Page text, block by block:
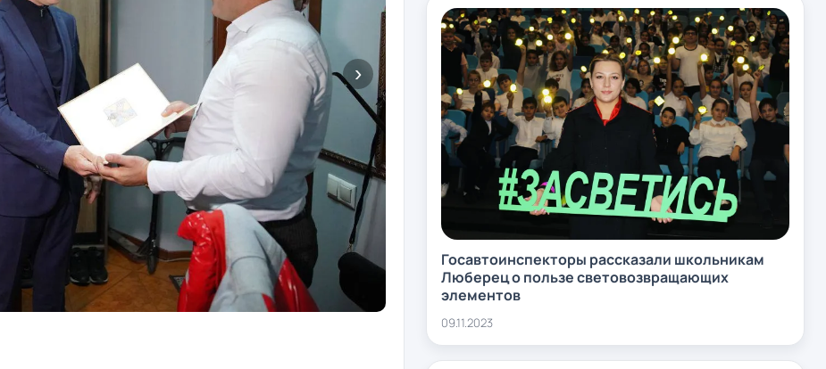
Госавтоинспекторы рассказали школьникам
Люберец о пользе световозвращающих
элементов
09.11.2023